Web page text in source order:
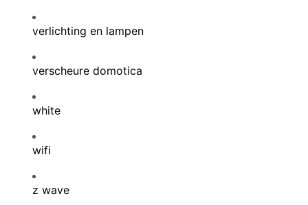
verlichting en lampen
verscheure domotica
white
wifi
z wave